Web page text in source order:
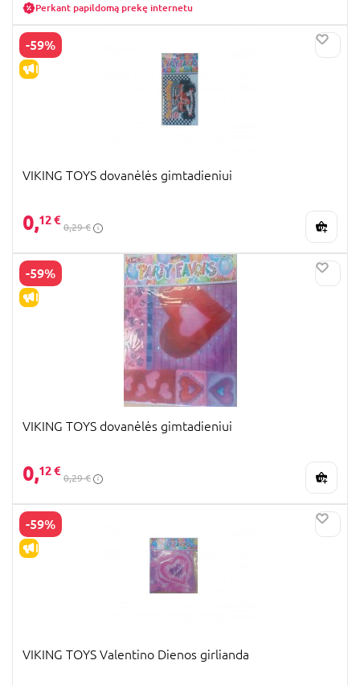
Perkant papildomą prekę internetu
-59%
IŠPARDAVIMAS
VIKING TOYS dovanėlės gimtadieniui
0,12 €
0,29 €
-59%
IŠPARDAVIMAS
VIKING TOYS dovanėlės gimtadieniui
0,12 €
0,29 €
-59%
IŠPARDAVIMAS
VIKING TOYS Valentino Dienos girlianda